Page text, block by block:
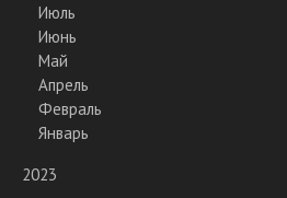
Июль
Июнь
Май
Апрель
Февраль
Январь
2023